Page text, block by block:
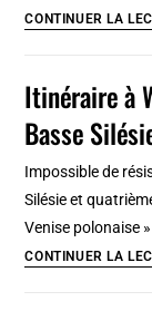
CONTINUER LA
Itinéraire à
Basse
Impossible de
Silésie et
Venise polonaise
CONTINUER LA